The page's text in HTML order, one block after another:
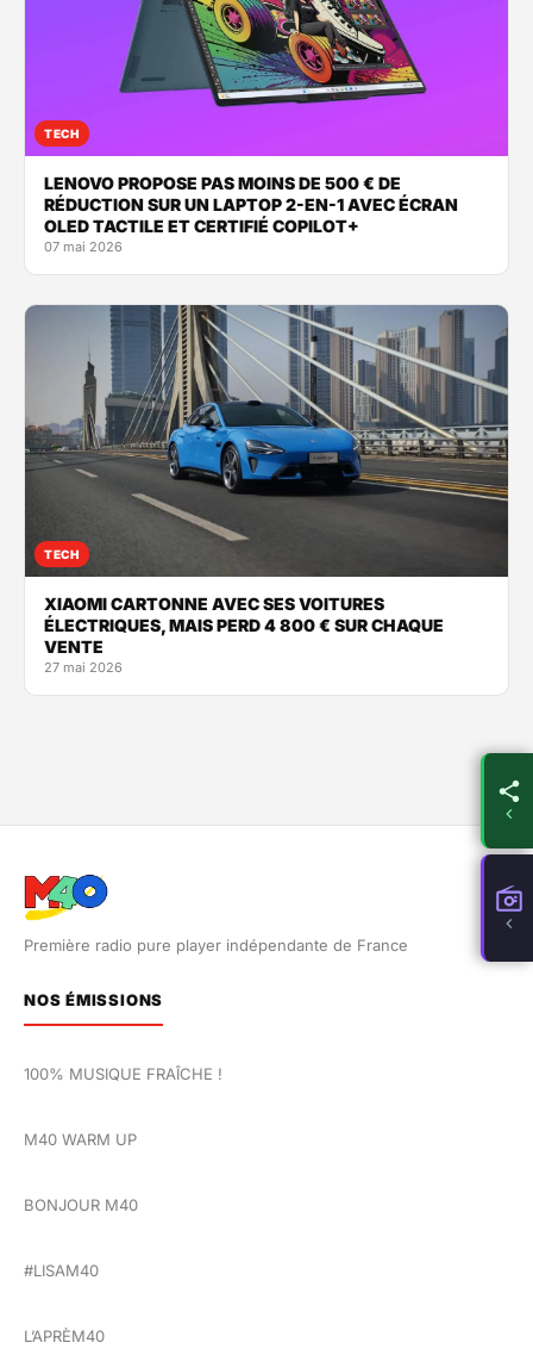
TECH
LENOVO PROPOSE PAS MOINS DE 500 € DE
RÉDUCTION SUR UN LAPTOP 2-EN-1 AVEC ÉCRAN
OLED TACTILE ET CERTIFIÉ COPILOT+
07 mai 2026
TECH
XIAOMI CARTONNE AVEC SES VOITURES
ÉLECTRIQUES, MAIS PERD 4 800 € SUR CHAQUE
VENTE
27 mai 2026
Première radio pure player indépendante de France
NOS ÉMISSIONS
100% MUSIQUE FRAÎCHE !
M40 WARM UP
BONJOUR M40
#LISAM40
L’APRÈM40